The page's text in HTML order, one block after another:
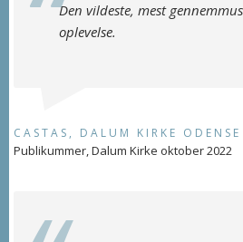
Den vildeste, mest
oplevelse.
CASTAS, DALUM KIRKE ODENSE
Publikummer, Dalum Kirke oktober 2022